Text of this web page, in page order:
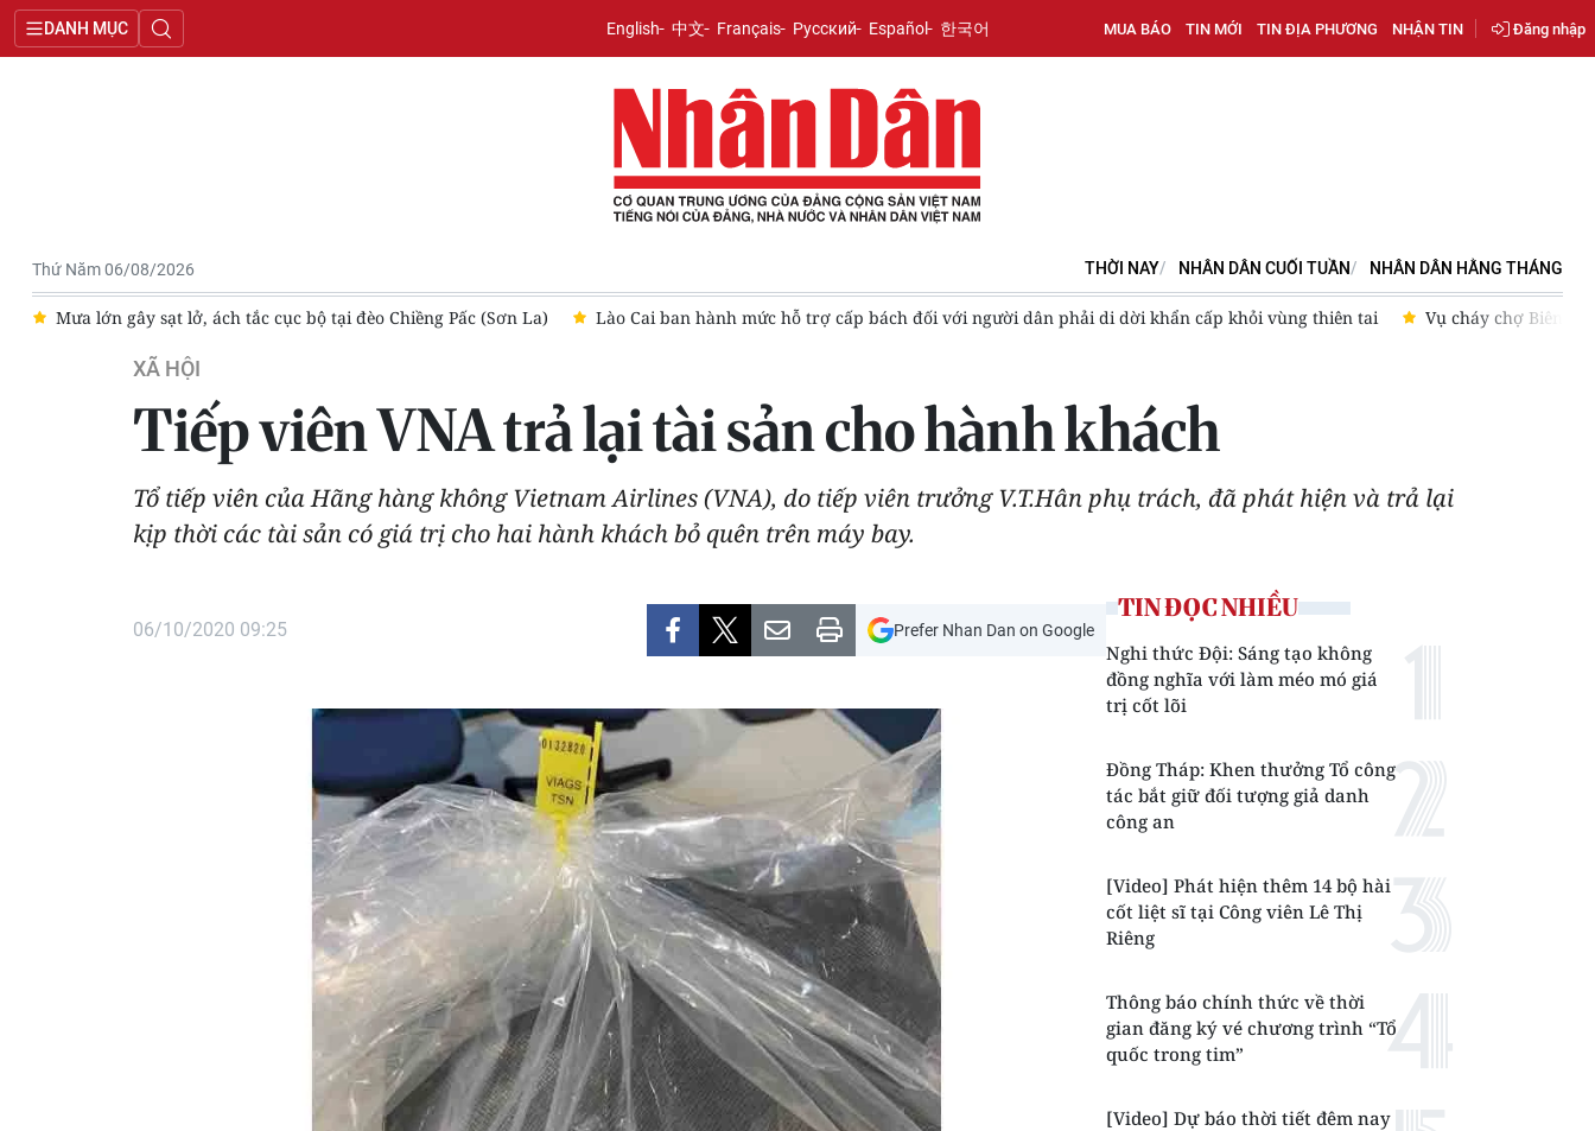
DANH MỤC English 中文 Français Русский Español 한국어 MUA BÁO TIN MỚI TIN ĐỊA PHƯƠNG NHẬN TIN Đăng nhập
Thứ Năm 06/08/2026 THỜI NAY NHÂN DÂN CUỐI TUẦN NHÂN DÂN HẰNG THÁNG
ách tắc cục bộ tại đèo Chiềng Pấc (Sơn La) Lào Cai ban hành mức hỗ trợ cấp bách đối với người dân phải di dời khẩn cấp khỏi vùng thiên tai Vụ cháy chợ Biên Hòa: Lãnh đạo thành
XÃ HỘI
Tiếp viên VNA trả lại tài sản cho hành khách
Tổ tiếp viên của Hãng hàng không Vietnam Airlines (VNA), do tiếp viên trưởng V.T.Hân phụ trách, đã phát hiện và trả lại
kịp thời các tài sản có giá trị cho hai hành khách bỏ quên trên máy bay.
06/10/2020 09:25 Prefer Nhan Dan on Google
TIN ĐỌC NHIỀU
Nghi thức Đội: Sáng tạo không
đồng nghĩa với làm méo mó giá
trị cốt lõi
Đồng Tháp: Khen thưởng Tổ công
tác bắt giữ đối tượng giả danh
công an
[Video] Phát hiện thêm 14 bộ hài
cốt liệt sĩ tại Công viên Lê Thị
Riêng
Thông báo chính thức về thời
gian đăng ký vé chương trình “Tổ
quốc trong tim”
[Video] Dự báo thời tiết đêm nay